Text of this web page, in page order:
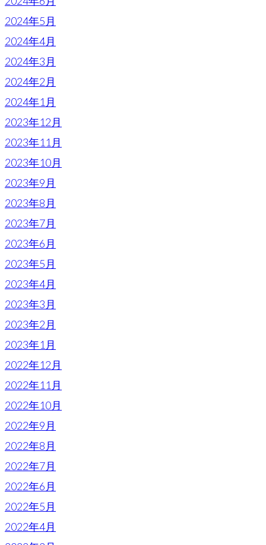
2024年5月
2024年4月
2024年3月
2024年2月
2024年1月
2023年12月
2023年11月
2023年10月
2023年9月
2023年8月
2023年7月
2023年6月
2023年5月
2023年4月
2023年3月
2023年2月
2023年1月
2022年12月
2022年11月
2022年10月
2022年9月
2022年8月
2022年7月
2022年6月
2022年5月
2022年4月